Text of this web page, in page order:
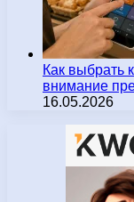
Как выбрать
внимание
16.05.2026